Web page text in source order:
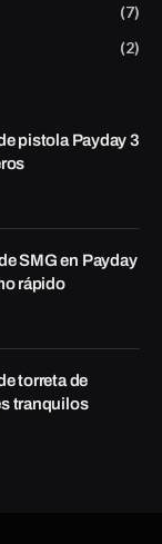
(7)
(2)
pistola Payday 3
SMG en Payday
rápido
torreta de
tranquilos